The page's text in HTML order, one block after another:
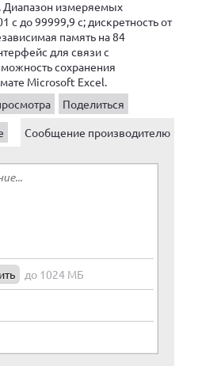
Диапазон измеряемых
с до 99999,9 c; дискретность от
память на 84
для связи с
сохранения
Microsoft Excel.
Поделиться
Сообщение производителю
до 1024 МБ